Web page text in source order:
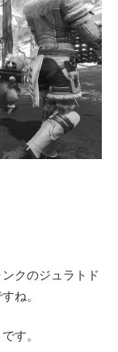
クのジュラトド
ね。
す。